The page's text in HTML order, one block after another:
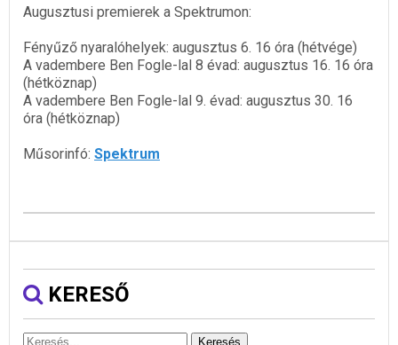
Augusztusi premierek a Spektrumon:
Fényűző nyaralóhelyek: augusztus 6. 16 óra (hétvége)
A vadembere Ben Fogle-lal 8 évad: augusztus 16. 16 óra
(hétköznap)
A vadembere Ben Fogle-lal 9. évad: augusztus 30. 16
óra (hétköznap)
Műsorinfó: Spektrum
KERESŐ
Keresés